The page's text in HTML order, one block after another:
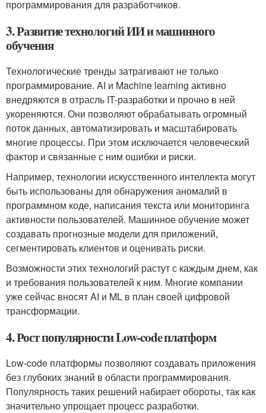
программирования для разработчиков.
3. Развитие технологий ИИ и машинного
обучения
Технологические тренды затрагивают не только
программирование. AI и Machine learning активно
внедряются в отрасль IT-разработки и прочно в ней
укореняются. Они позволяют обрабатывать огромный
поток данных, автоматизировать и масштабировать
многие процессы. При этом исключается человеческий
фактор и связанные с ним ошибки и риски.
Например, технологии искусственного интеллекта могут
быть использованы для обнаружения аномалий в
программном коде, написания текста или мониторинга
активности пользователей. Машинное обучение может
создавать прогнозные модели для приложений,
сегментировать клиентов и оценивать риски.
Возможности этих технологий растут с каждым днем, как
и требования пользователей к ним. Многие компании
уже сейчас вносят AI и ML в план своей цифровой
трансформации.
4. Рост популярности Low-code платформ
Low-code платформы позволяют создавать приложения
без глубоких знаний в области программирования.
Популярность таких решений набирает обороты, так как
значительно упрощает процесс разработки.